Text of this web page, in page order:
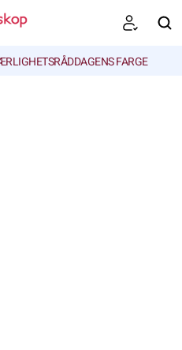
DAGENS FARGE